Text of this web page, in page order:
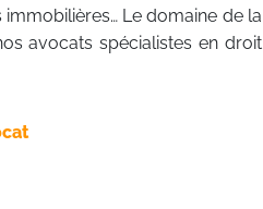
Le domaine de la
avocats spécialistes en droit